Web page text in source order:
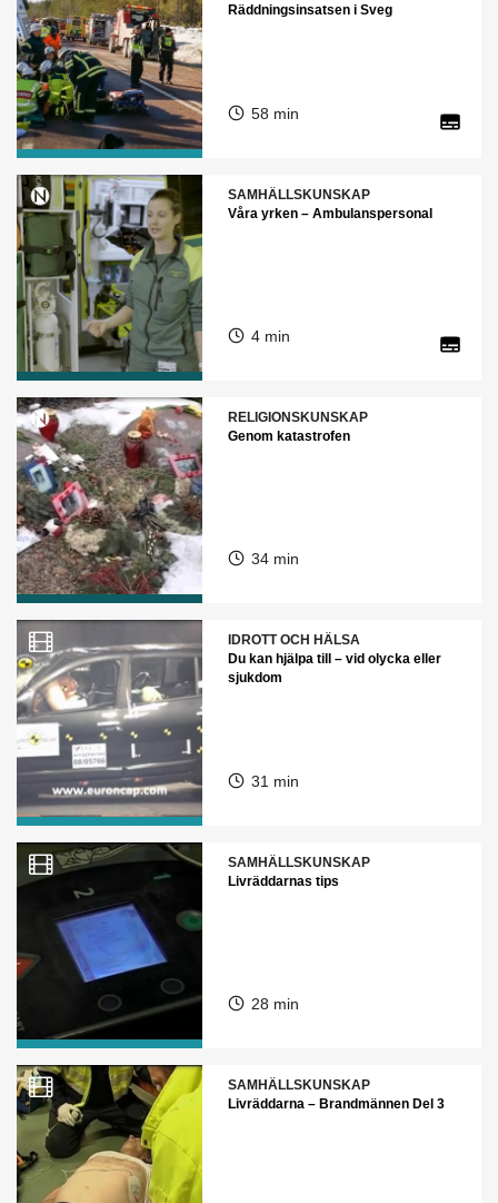
Räddningsinsatsen i Sveg
58 min
SAMHÄLLSKUNSKAP
Våra yrken – Ambulanspersonal
4 min
RELIGIONSKUNSKAP
Genom katastrofen
34 min
IDROTT OCH HÄLSA
Du kan hjälpa till – vid olycka eller
sjukdom
31 min
SAMHÄLLSKUNSKAP
Livräddarnas tips
28 min
SAMHÄLLSKUNSKAP
Livräddarna – Brandmännen Del 3